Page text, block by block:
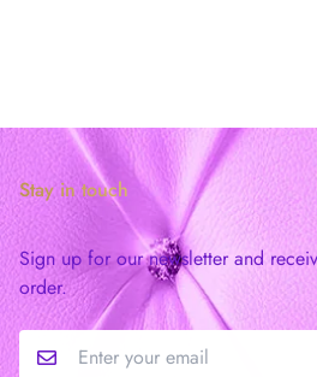
Stay in touch
Sign up for our newsletter and
order.